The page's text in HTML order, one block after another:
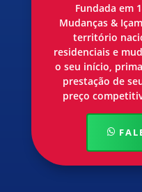
Fundada em
Mudanças &
território
residenciais e
o seu início,
prestação de
preço